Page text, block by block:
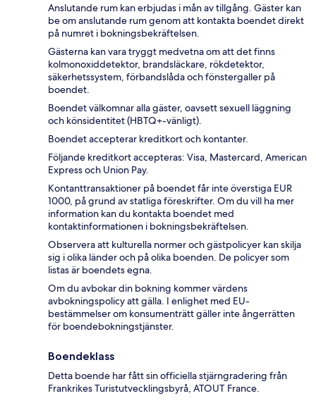
Anslutande rum kan erbjudas i mån av tillgång. Gäster kan
be om anslutande rum genom att kontakta boendet direkt
på numret i bokningsbekräftelsen.
Gästerna kan vara tryggt medvetna om att det finns
kolmonoxiddetektor, brandsläckare, rökdetektor,
säkerhetssystem, förbandslåda och fönstergaller på
boendet.
Boendet välkomnar alla gäster, oavsett sexuell läggning
och könsidentitet (HBTQ+-vänligt).
Boendet accepterar kreditkort och kontanter.
Följande kreditkort accepteras: Visa, Mastercard, American
Express och Union Pay.
Kontanttransaktioner på boendet får inte överstiga EUR
1000, på grund av statliga föreskrifter. Om du vill ha mer
information kan du kontakta boendet med
kontaktinformationen i bokningsbekräftelsen.
Observera att kulturella normer och gästpolicyer kan skilja
sig i olika länder och på olika boenden. De policyer som
listas är boendets egna.
Om du avbokar din bokning kommer värdens
avbokningspolicy att gälla. I enlighet med EU-
bestämmelser om konsumenträtt gäller inte ångerrätten
för boendebokningstjänster.
Boendeklass
Detta boende har fått sin officiella stjärngradering från
Frankrikes Turistutvecklingsbyrå, ATOUT France.